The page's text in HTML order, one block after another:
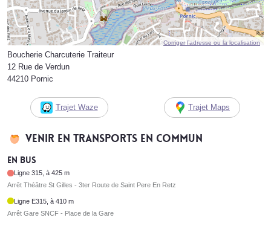
Corriger l’adresse ou la localisation
Boucherie Charcuterie Traiteur
12 Rue de Verdun
44210 Pornic
Trajet Waze Trajet Maps
Venir en transports en commun
En bus
Ligne 315, à 425 m
Arrêt Théâtre St Gilles - 3ter Route de Saint Pere En Retz
Ligne E315, à 410 m
Arrêt Gare SNCF - Place de la Gare